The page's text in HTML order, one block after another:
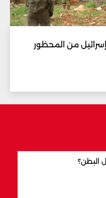
إسرائيل من المحظور
البطن؟